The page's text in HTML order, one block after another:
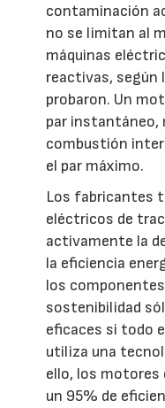
contaminación
no se limitan al
máquinas
reactivas, según
probaron. Un
par instantáneo,
combustión
el par máximo.
Los fabricantes
eléctricos de
activamente la
la eficiencia
los
sostenibilidad
eficaces si todo
utiliza una
ello, los motores
un 95% de